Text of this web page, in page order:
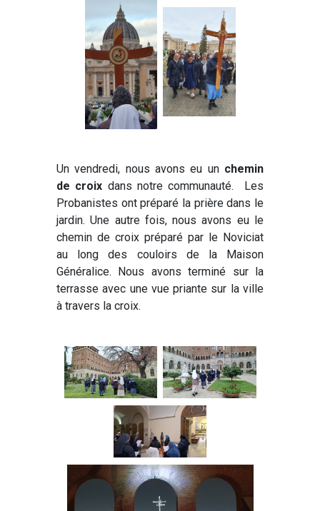
Un vendredi, nous avons eu un chemin
de croix dans notre communauté. Les
Probanistes ont préparé la prière dans le
jardin. Une autre fois, nous avons eu le
chemin de croix préparé par le Noviciat
au long des couloirs de la Maison
Généralice. Nous avons terminé sur la
terrasse avec une vue priante sur la ville
à travers la croix.